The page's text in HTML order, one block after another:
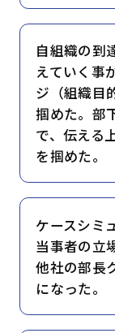
自組織の到
えていく事
ジ（組織目
掴めた。部
で、伝える
を掴めた。
ケースシミ
当事者の立
他社の部長
になった。